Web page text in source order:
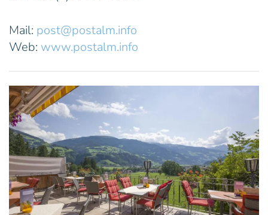
Mail: post@postalm.info
Web: www.postalm.info